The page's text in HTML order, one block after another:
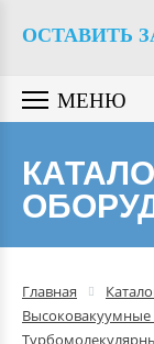
ОСТАВИТЬ
МЕНЮ
Главная
Высоковакуумные